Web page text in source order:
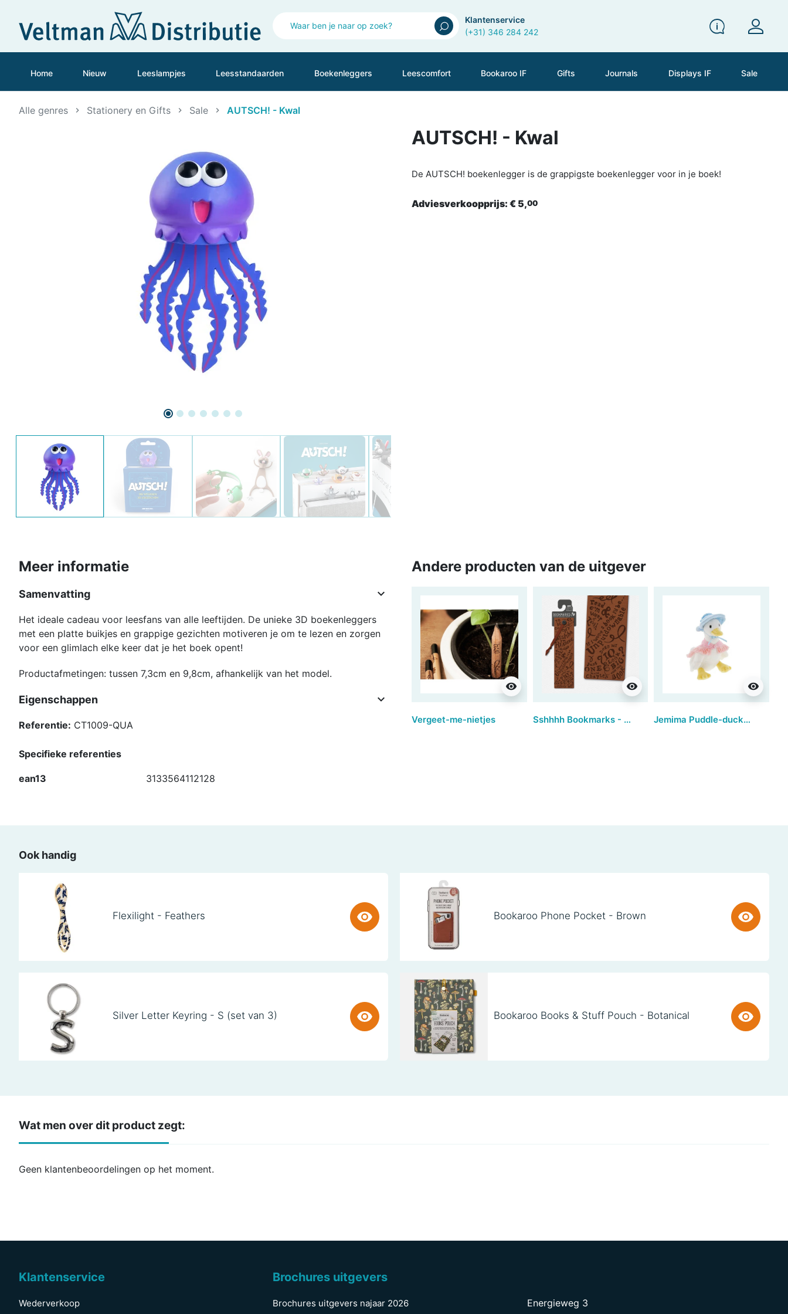
Klantenservice
(+31) 346 284 242
Home Nieuw Leeslampjes Leesstandaarden Boekenleggers Leescomfort Bookaroo IF Gifts Journals Displays IF Sale
Alle genres Stationery en Gifts Sale AUTSCH! - Kwal
AUTSCH! - Kwal
De AUTSCH! boekenlegger is de grappigste boekenlegger voor in je boek!
Adviesverkoopprijs: € 5,00
Meer informatie
Samenvatting 
Het ideale cadeau voor leesfans van alle leeftijden. De unieke 3D boekenleggers
met een platte buikjes en grappige gezichten motiveren je om te lezen en zorgen
voor een glimlach elke keer dat je het boek opent!
Productafmetingen: tussen 7,3cm en 9,8cm, afhankelijk van het model.
Eigenschappen 
Referentie: CT1009-QUA
Specifieke referenties
ean13 3133564112128
Andere producten van de uitgever
visibility
Vergeet-me-nietjes
visibility
Sshhhh Bookmarks - I'm Reading (set van 3)
visibility
Jemima Puddle-duck™ | Small
Ook handig
Flexilight - Feathers Bookaroo Phone Pocket - Brown
Silver Letter Keyring - S (set van 3) Bookaroo Books & Stuff Pouch - Botanical
Wat men over dit product zegt:
Geen klantenbeoordelingen op het moment.
Klantenservice
Wederverkoop
Brochures uitgevers
Brochures uitgevers najaar 2026 Energieweg 3